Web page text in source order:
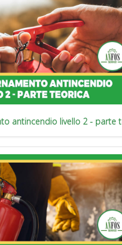
antincendio livello 2 - parte